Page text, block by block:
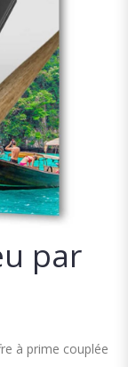
par
à prime couplée